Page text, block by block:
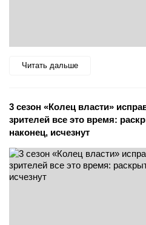
Читать дальше
3 сезон «Колец власти»
зрителей все это время:
наконец, исчезнут